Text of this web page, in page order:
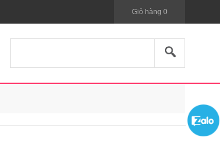
Giỏ hàng 0